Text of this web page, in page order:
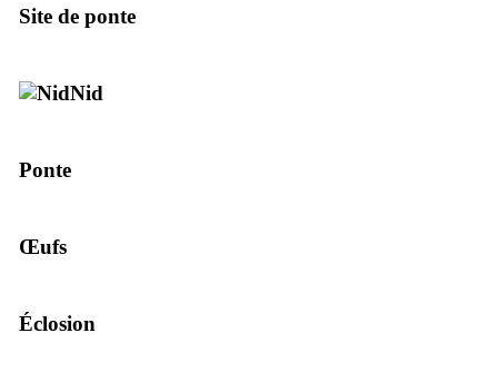
Site de ponte
Nid
Ponte
Œufs
Éclosion